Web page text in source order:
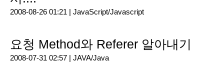
2008-08-26 01:21 | JavaScript/Javascript
요청 Method와 Referer 알아내기
2008-07-31 02:57 | JAVA/Java